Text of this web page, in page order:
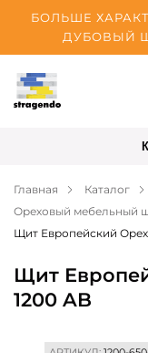
БОЛЬШЕ
ДУБОВЫЙ
Таллинн
Оплата
О нас
Блог
Контакты
Главная Каталог
Ореховый мебельный
Щит Европейский
Щит
1200 AB